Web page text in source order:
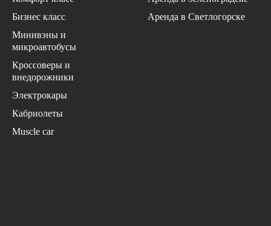
Бизнес класс
Минивэны и
микроавтобусы
Кроссоверы и
внедорожники
Электрокары
Кабриолеты
Muscle car
Аренда в Светлогорске